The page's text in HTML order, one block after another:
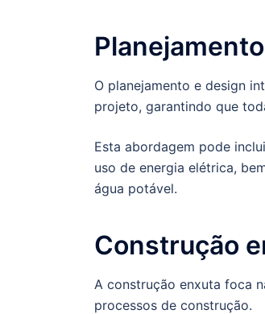
O planejamento e design
projeto, garantindo que
Esta abordagem pode
uso de energia elétrica,
água potável.
Construção
A construção enxuta foca
processos de construção.